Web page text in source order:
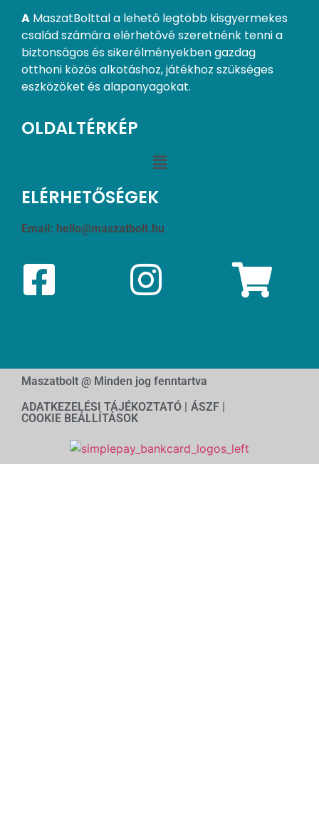
A MaszatBolttal a lehető legtöbb kisgyermekes
család számára elérhetővé szeretnénk tenni a
biztonságos és sikerélményekben gazdag
otthoni közös alkotáshoz, játékhoz szükséges
eszközöket és alapanyagokat.
OLDALTÉRKÉP
ELÉRHETŐSÉGEK
Email: hello@maszatbolt.hu
Maszatbolt @ Minden jog fenntartva
ADATKEZELÉSI TÁJÉKOZTATÓ |
ÁSZF |
COOKIE BEÁLLÍTÁSOK